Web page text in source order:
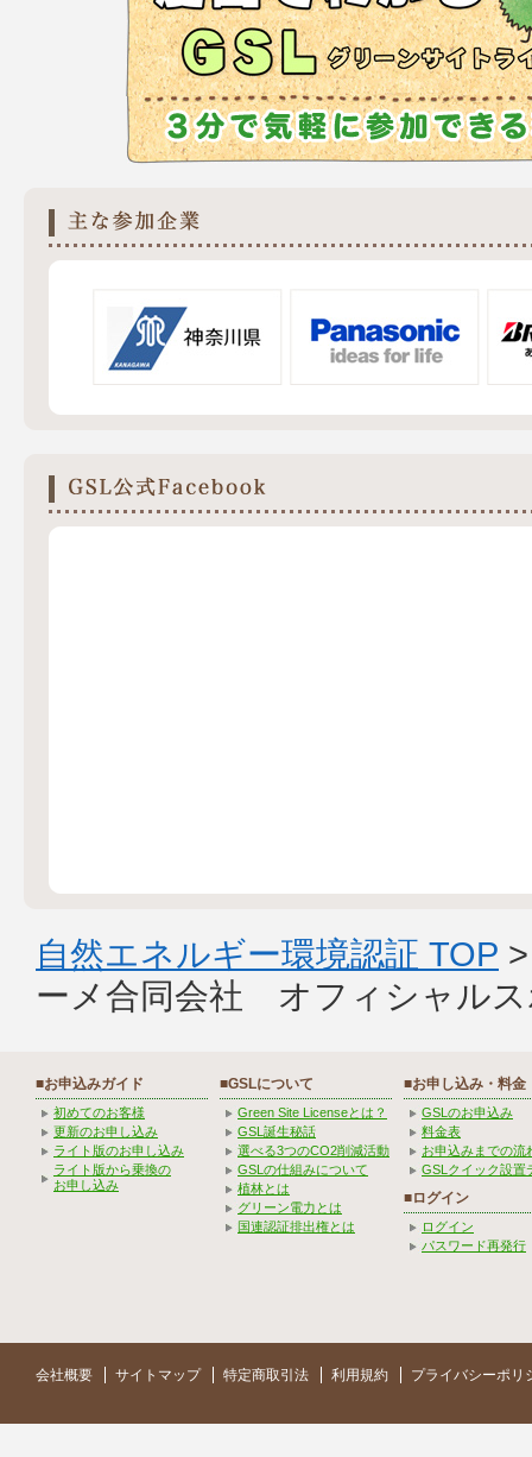
自然エネルギー環境認証 TOP
ーメ合同会社 オフィシャルス
■お申込みガイド
初めてのお客様
更新のお申し込み
ライト版のお申し込み
ライト版から乗換の
お申し込み
■GSLについて
Green Site Licenseとは？
GSL誕生秘話
選べる3つのCO2削減活動
GSLの仕組みについて
植林とは
グリーン電力とは
国連認証排出権とは
■お申し込み・料金
GSLのお申込み
料金表
お申込みまでの流
GSLクイック設置
■ログイン
ログイン
パスワード再発行
会社概要 サイトマップ 特定商取引法 利用規約 プライバシーポリ